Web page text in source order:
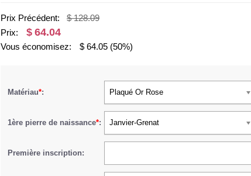
Prix Précédent:
$ 128.09
Prix:
$ 64.04
Vous économisez: $ 64.05 (50%)
Matériau*: Plaqué Or Rose
1ère pierre de naissance*: Janvier-Grenat
Première inscription: